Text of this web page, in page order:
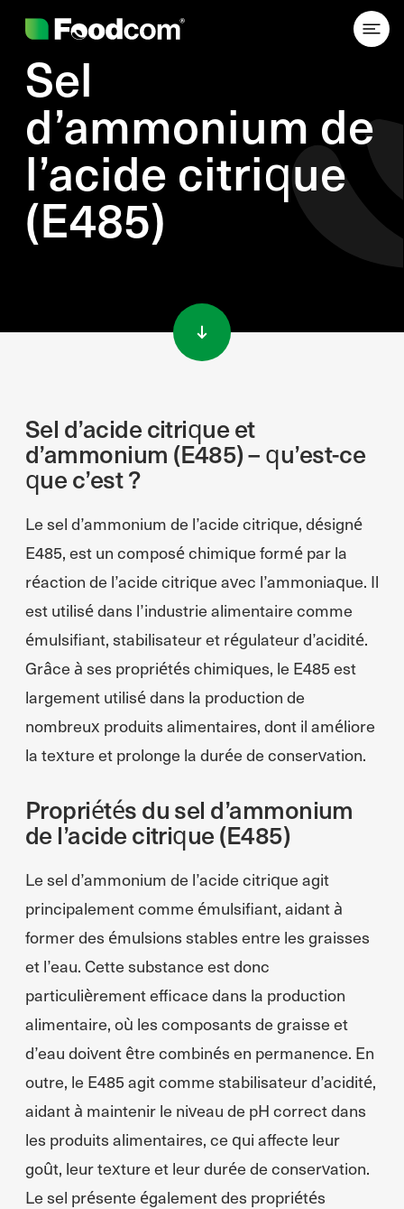
Sel
d’ammonium de
l’acide citrique
(E485)
Sel d’acide citrique et
d’ammonium (E485) – qu’est-ce
que c’est ?
Le sel d’ammonium de l’acide citrique, désigné
E485, est un composé chimique formé par la
réaction de l’acide citrique avec l’ammoniaque. Il
est utilisé dans l’industrie alimentaire comme
émulsifiant, stabilisateur et régulateur d’acidité.
Grâce à ses propriétés chimiques, le E485 est
largement utilisé dans la production de
nombreux produits alimentaires, dont il améliore
la texture et prolonge la durée de conservation.
Propriétés du sel d’ammonium
de l’acide citrique (E485)
Le sel d’ammonium de l’acide citrique agit
principalement comme émulsifiant, aidant à
former des émulsions stables entre les graisses
et l’eau. Cette substance est donc
particulièrement efficace dans la production
alimentaire, où les composants de graisse et
d’eau doivent être combinés en permanence. En
outre, le E485 agit comme stabilisateur d’acidité,
aidant à maintenir le niveau de pH correct dans
les produits alimentaires, ce qui affecte leur
goût, leur texture et leur durée de conservation.
Le sel présente également des propriétés